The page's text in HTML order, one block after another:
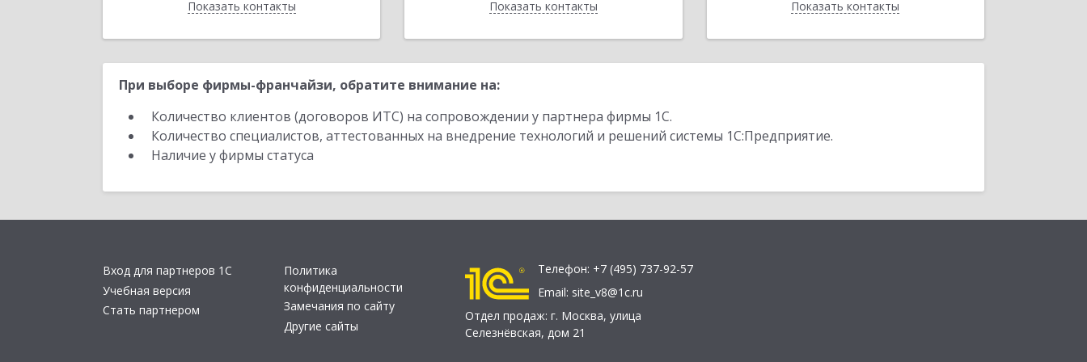
Показать контакты
Назад Показать контакты
Назад Показать контакты
Назад
При выборе фирмы-франчайзи, обратите внимание на:
Количество клиентов (договоров ИТС) на сопровождении у партнера фирмы 1С.
Количество специалистов, аттестованных на внедрение технологий и решений системы 1С:Предприятие.
Наличие у фирмы статуса
Вход для партнеров 1С
Учебная версия
Стать партнером
Политика
конфиденциальности
Замечания по сайту
Другие сайты
Телефон: +7 (495) 737-92-57
Email: site_v8@1c.ru
Отдел продаж: г. Москва, улица
Селезнёвская, дом 21